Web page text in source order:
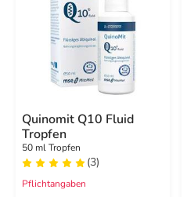
Quinomit Q10 Fluid
Tropfen
50 ml Tropfen
(3)
Pflichtangaben